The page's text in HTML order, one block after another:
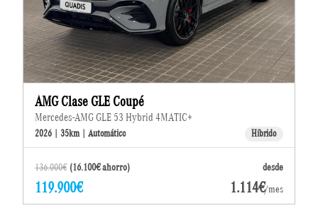
AMG Clase GLE Coupé
Mercedes-AMG GLE 53 Hybrid 4MATIC+
2026 | 35km | Automático Híbrido
136.000€ (16.100€ ahorro) desde
119.900€ 1.114€/mes